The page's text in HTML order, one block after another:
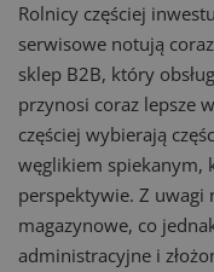
Rolnicy częściej
serwisowe notują
sklep B2B, który
przynosi coraz lepsze
częściej wybierają
węglikiem spiekanym,
perspektywie. Z uwagi
magazynowe, co
administracyjne i